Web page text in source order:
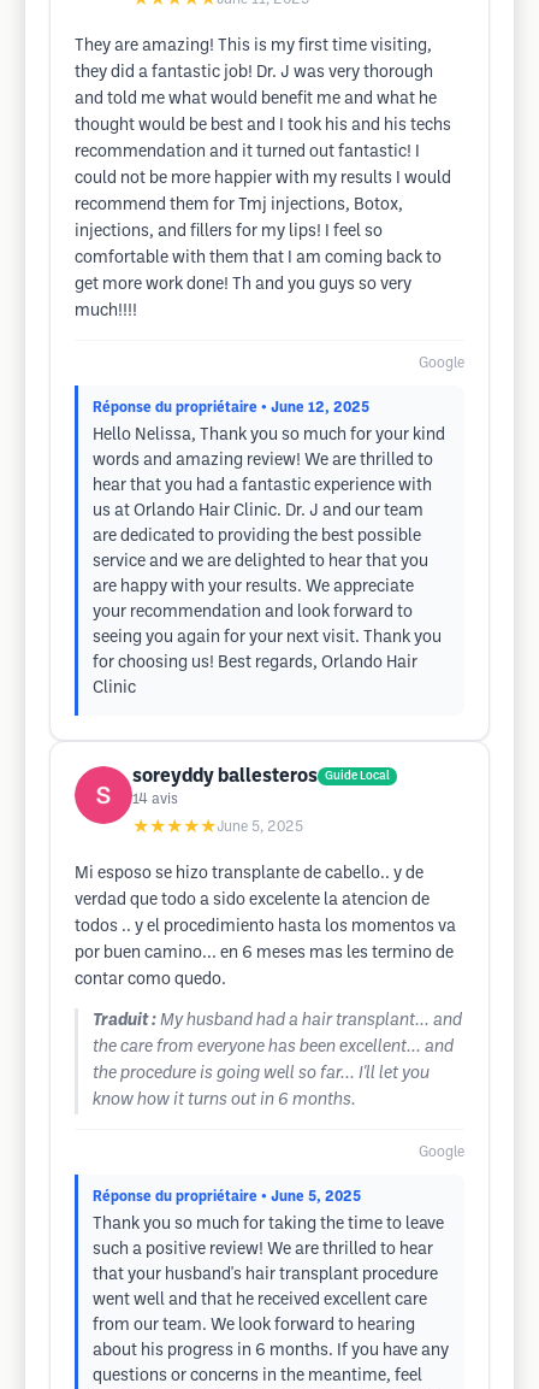
They are amazing! This is my first time visiting,
they did a fantastic job! Dr. J was very thorough
and told me what would benefit me and what he
thought would be best and I took his and his techs
recommendation and it turned out fantastic! I
could not be more happier with my results I would
recommend them for Tmj injections, Botox,
injections, and fillers for my lips! I feel so
comfortable with them that I am coming back to
get more work done! Th and you guys so very
much!!!!
Google
Réponse du propriétaire • June 12, 2025
Hello Nelissa, Thank you so much for your kind
words and amazing review! We are thrilled to
hear that you had a fantastic experience with
us at Orlando Hair Clinic. Dr. J and our team
are dedicated to providing the best possible
service and we are delighted to hear that you
are happy with your results. We appreciate
your recommendation and look forward to
seeing you again for your next visit. Thank you
for choosing us! Best regards, Orlando Hair
Clinic
soreyddy ballesteros Guide Local
14 avis
★★★★★June 5, 2025
Mi esposo se hizo transplante de cabello.. y de
verdad que todo a sido excelente la atencion de
todos .. y el procedimiento hasta los momentos va
por buen camino... en 6 meses mas les termino de
contar como quedo.
Traduit : My husband had a hair transplant... and
the care from everyone has been excellent... and
the procedure is going well so far... I'll let you
know how it turns out in 6 months.
Google
Réponse du propriétaire • June 5, 2025
Thank you so much for taking the time to leave
such a positive review! We are thrilled to hear
that your husband's hair transplant procedure
went well and that he received excellent care
from our team. We look forward to hearing
about his progress in 6 months. If you have any
questions or concerns in the meantime, feel